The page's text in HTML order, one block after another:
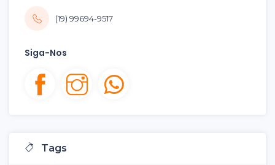
(19) 99694-9517
Siga-Nos
Tags